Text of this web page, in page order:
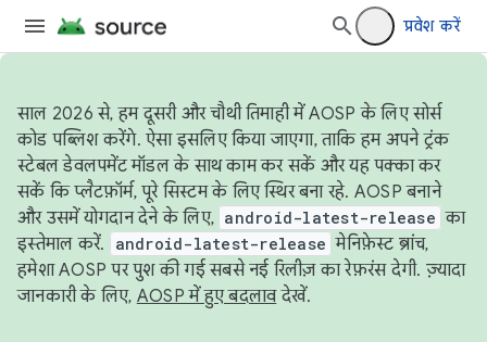
प्रवेश करें
साल 2026 से, हम दूसरी और चौथी तिमाही में AOSP के लिए सोर्स
कोड पब्लिश करेंगे. ऐसा इसलिए किया जाएगा, ताकि हम अपने ट्रंक
स्टेबल डेवलपमेंट मॉडल के साथ काम कर सकें और यह पक्का कर
सकें कि प्लैटफ़ॉर्म, पूरे सिस्टम के लिए स्थिर बना रहे. AOSP बनाने
और उसमें योगदान देने के लिए, android-latest-release का
इस्तेमाल करें.
android-latest-release मेनिफ़ेस्ट ब्रांच,
हमेशा AOSP पर पुश की गई सबसे नई रिलीज़ का रेफ़रंस देगी. ज़्यादा
जानकारी के लिए, AOSP में हुए बदलावदेखें.